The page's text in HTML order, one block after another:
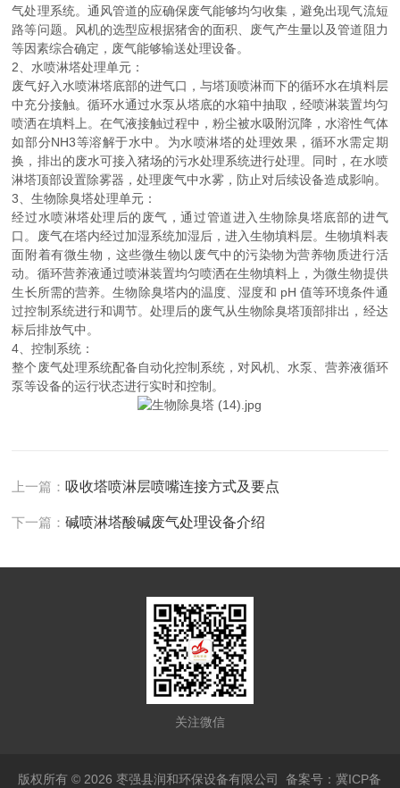
气处理系统。通风管道的应确保废气能够均匀收集，避免出现气流短
路等问题。风机的选型应根据猪舍的面积、废气产生量以及管道阻力
等因素综合确定，废气能够输送处理设备。
2、水喷淋塔处理单元：
废气好入水喷淋塔底部的进气口，与塔顶喷淋而下的循环水在填料层
中充分接触。循环水通过水泵从塔底的水箱中抽取，经喷淋装置均匀
喷洒在填料上。在气液接触过程中，粉尘被水吸附沉降，水溶性气体
如部分NH3等溶解于水中。为水喷淋塔的处理效果，循环水需定期
换，排出的废水可接入猪场的污水处理系统进行处理。同时，在水喷
淋塔顶部设置除雾器，处理废气中水雾，防止对后续设备造成影响。
3、生物除臭塔处理单元：
经过水喷淋塔处理后的废气，通过管道进入生物除臭塔底部的进气
口。废气在塔内经过加湿系统加湿后，进入生物填料层。生物填料表
面附着有微生物，这些微生物以废气中的污染物为营养物质进行活
动。循环营养液通过喷淋装置均匀喷洒在生物填料上，为微生物提供
生长所需的营养。生物除臭塔内的温度、湿度和 pH 值等环境条件通
过控制系统进行和调节。处理后的废气从生物除臭塔顶部排出，经达
标后排放气中。
4、控制系统：
整个废气处理系统配备自动化控制系统，对风机、水泵、营养液循环
泵等设备的运行状态进行实时和控制。
上一篇： 吸收塔喷淋层喷嘴连接方式及要点
下一篇：碱喷淋塔酸碱废气处理设备介绍
关注微信
版权所有 © 2026 枣强县润和环保设备有限公司备案号：冀ICP备